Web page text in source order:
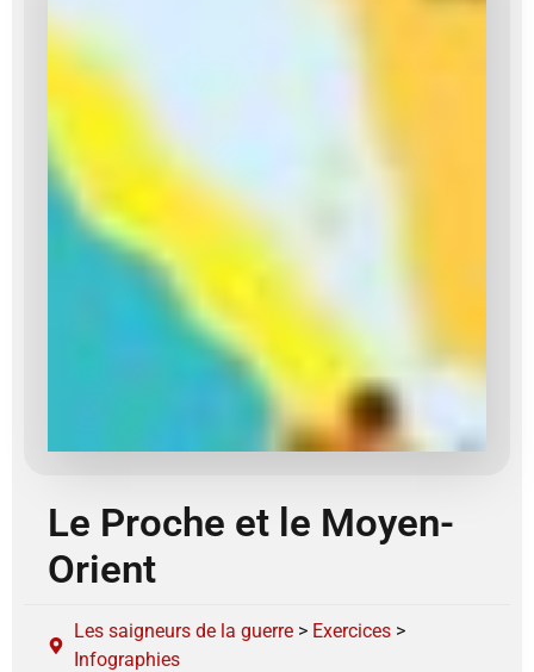
Le Proche et le Moyen-
Orient
Les saigneurs de la guerre > Exercices >
Infographies